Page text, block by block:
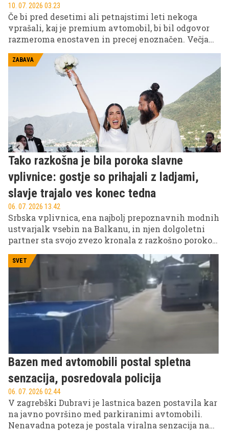
10. 07. 2026 03.23
Če bi pred desetimi ali petnajstimi leti nekoga
vprašali, kaj je premium avtomobil, bi bil odgovor
razmeroma enostaven in precej enoznačen. Večja
limuzina, močan motor, veliko usnja v notranjosti,
morda zračno vzmetenje in prepoznaven znak na
pokrovu motorja. Premium je bil takrat predvsem
vizualno in tehnično ločen razred, skoraj kot jasna
črta med "navadnim" in "boljšim".
ZABAVA
Tako razkošna je bila poroka slavne
vplivnice: gostje so prihajali z ladjami,
slavje trajalo ves konec tedna
06. 07. 2026 13.42
Srbska vplivnica, ena najbolj prepoznavnih modnih
ustvarjalk vsebin na Balkanu, in njen dolgoletni
partner sta svojo zvezo kronala z razkošno poroko
ob Gardskem jezeru v Italiji.
SVET
Bazen med avtomobili postal spletna
senzacija, posredovala policija
06. 07. 2026 02.44
V zagrebški Dubravi je lastnica bazen postavila kar
na javno površino med parkiranimi avtomobili.
Nenavadna poteza je postala viralna senzacija na